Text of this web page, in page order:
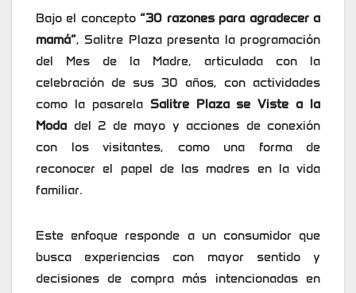
Bajo el concepto“30 razones para agradecer a
mamá”, Salitre Plaza presenta la programación
del Mes de la Madre, articulada con la
celebración de sus 30 años, con actividades
como la pasarela Salitre Plaza se Viste a la
Moda del 2 de mayo y acciones de conexión
con los visitantes, como una forma de
reconocer el papel de las madres en la vida
familiar.
Este enfoque responde a un consumidor que
busca experiencias con mayor sentido y
decisiones de compra más intencionadas en